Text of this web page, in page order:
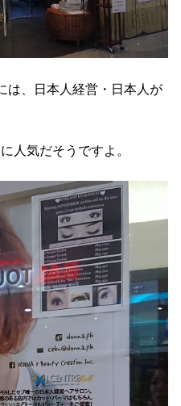
は、日本人経営・日本人が
人気だそうですよ。